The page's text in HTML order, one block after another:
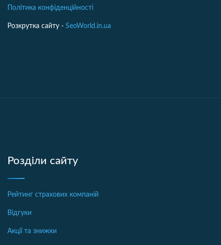
Політика конфіденційності
Розкрутка сайту - SeoWorld.in.ua
Розділи сайту
Рейтинг страхових компаній
Відгуки
Акції та знижки